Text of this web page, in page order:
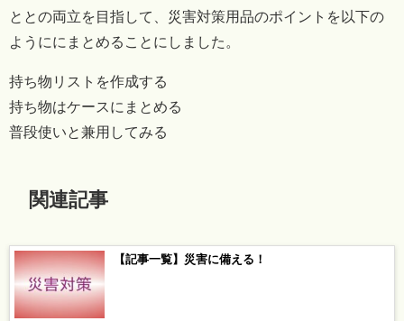
ととの両立を目指して、災害対策用品のポイントを以下の
ようににまとめることにしました。
持ち物リストを作成する
持ち物はケースにまとめる
普段使いと兼用してみる
関連記事
【記事一覧】災害に備える！